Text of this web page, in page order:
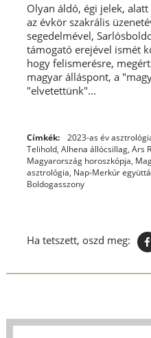
Olyan áldó, égi jelek,
az évkör szakrális
segedelmével,
támogató erejével ismét
hogy felismerésre,
magyar álláspont, a
"elvetettünk"...
Címkék: 2023-as év
Telihold, Alhena állócsillag, Ars
Magyarország horoszkópja,
asztrológia, Nap-Merkúr
Boldogasszony
Ha tetszett, oszd meg: